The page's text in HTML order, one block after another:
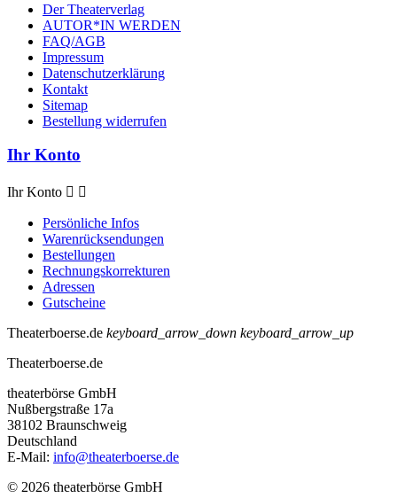
Der Theaterverlag
AUTOR*IN WERDEN
FAQ/AGB
Impressum
Datenschutzerklärung
Kontakt
Sitemap
Bestellung widerrufen
Ihr Konto
Ihr Konto  
Persönliche Infos
Warenrücksendungen
Bestellungen
Rechnungskorrekturen
Adressen
Gutscheine
Theaterboerse.de keyboard_arrow_down keyboard_arrow_up
Theaterboerse.de
theaterbörse GmbH
Nußbergstraße 17a
38102 Braunschweig
Deutschland
E-Mail: info@theaterboerse.de
© 2026 theaterbörse GmbH